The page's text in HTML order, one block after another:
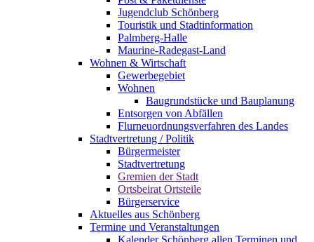
Jugendclub Schönberg
Touristik und Stadtinformation
Palmberg-Halle
Maurine-Radegast-Land
Wohnen & Wirtschaft
Gewerbegebiet
Wohnen
Baugrundstücke und Bauplanung
Entsorgen von Abfällen
Flurneuordnungsverfahren des Landes
Stadtvertretung / Politik
Bürgermeister
Stadtvertretung
Gremien der Stadt
Ortsbeirat Ortsteile
Bürgerservice
Aktuelles aus Schönberg
Termine und Veranstaltungen
Kalender Schönberg allen Terminen und